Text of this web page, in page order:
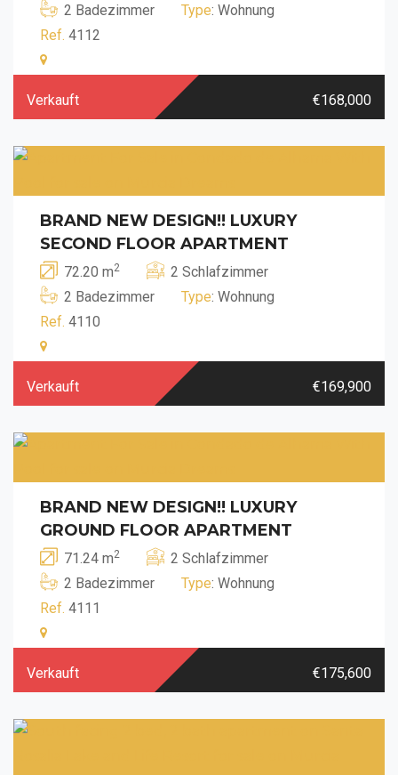
2 Badezimmer
Type: Wohnung
Ref. 4112
Verkauft €168,000
BRAND NEW DESIGN!! LUXURY
SECOND FLOOR APARTMENT
72.20 m2
2 Schlafzimmer
2 Badezimmer
Type: Wohnung
Ref. 4110
Verkauft €169,900
BRAND NEW DESIGN!! LUXURY
GROUND FLOOR APARTMENT
71.24 m2
2 Schlafzimmer
2 Badezimmer
Type: Wohnung
Ref. 4111
Verkauft €175,600